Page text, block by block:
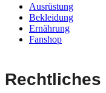
Ausrüstung
Bekleidung
Ernährung
Fanshop
Rechtliches